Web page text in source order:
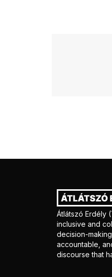
Átlátszó Erdély
inclusive and
decision-
accountable,
discourse that